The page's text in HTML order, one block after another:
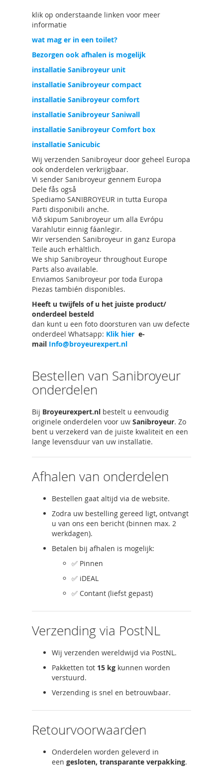
klik op onderstaande linken voor meer
informatie
wat mag er in een toilet?
Bezorgen ook afhalen is mogelijk
installatie Sanibroyeur unit
installatie Sanibroyeur compact
installatie Sanibroyeur comfort
installatie Sanibroyeur Saniwall
installatie Sanibroyeur Comfort box
installatie Sanicubic
Wij verzenden Sanibroyeur door geheel Europa
ook onderdelen verkrijgbaar.
Vi sender Sanibroyeur gennem Europa
Dele fås også
Spediamo SANIBROYEUR in tutta Europa
Parti disponibili anche.
Við skipum Sanibroyeur um alla Evrópu
Varahlutir einnig fáanlegir.
Wir versenden Sanibroyeur in ganz Europa
Teile auch erhältlich.
We ship Sanibroyeur throughout Europe
Parts also available.
Enviamos Sanibroyeur por toda Europa
Piezas también disponibles.
Heeft u twijfels of u het juiste product/
onderdeel besteld
dan kunt u een foto doorsturen van uw defecte
onderdeel Whatsapp: Klik hier e-
mail Info@broyeurexpert.nl
Bestellen van Sanibroyeur
onderdelen
Bij Broyeurexpert.nl bestelt u eenvoudig
originele onderdelen voor uw Sanibroyeur. Zo
bent u verzekerd van de juiste kwaliteit en een
lange levensduur van uw installatie.
Afhalen van onderdelen
Bestellen gaat altijd via de website.
Zodra uw bestelling gereed ligt, ontvangt
u van ons een bericht (binnen max. 2
werkdagen).
Betalen bij afhalen is mogelijk:
✅ Pinnen
✅ iDEAL
✅ Contant (liefst gepast)
Verzending via PostNL
Wij verzenden wereldwijd via PostNL.
Pakketten tot 15 kg kunnen worden
verstuurd.
Verzending is snel en betrouwbaar.
Retourvoorwaarden
Onderdelen worden geleverd in
een gesloten, transparante verpakking.